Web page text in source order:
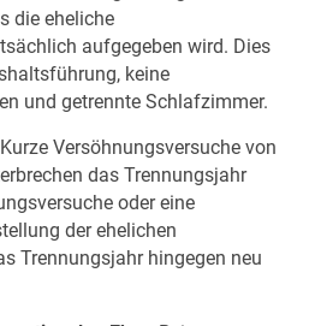
die eheliche
aufgegeben wird. Dies
keine
und getrennte Schlafzimmer.
Kurze Versöhnungsversuche von
das Trennungsjahr
oder eine
der ehelichen
Trennungsjahr hingegen neu